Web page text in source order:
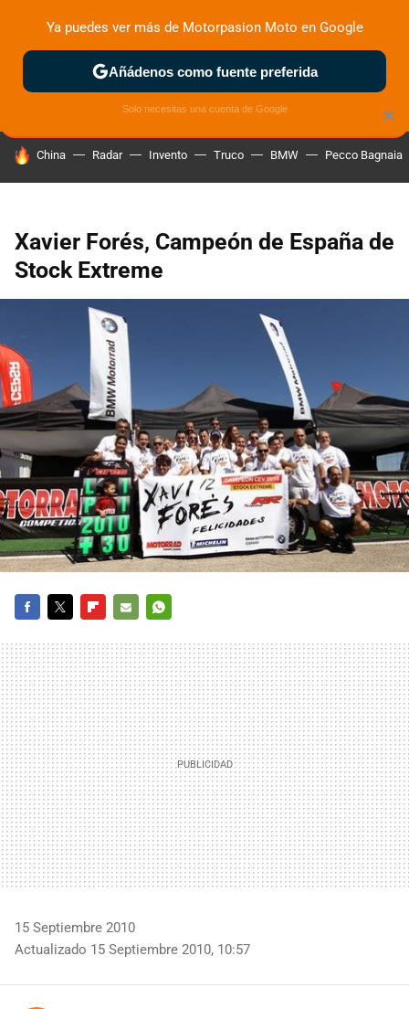
ZONA DE PRUEBAS DEPORTIVAS MOTOS ELÉCTRICAS
HOY SE HABLA DE
China Radar Invento Truco BMW Pecco Bagnaia
Xavier Forés, Campeón de España de
Stock Extreme
MAIL
15 Septiembre 2010
Actualizado 15 Septiembre 2010, 10:57
×
Ya puedes ver más de Motorpasion Moto en Google
Añádenos como fuente preferida
Solo necesitas una cuenta de Google